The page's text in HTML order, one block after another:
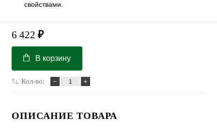
свойствами.
6 422 ₽
В корзину
Кол-во:
ОПИСАНИЕ ТОВАРА